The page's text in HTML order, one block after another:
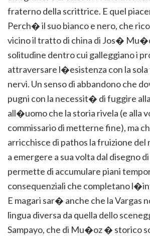
fraterno della scrittrice. E quel
Perch� il suo bianco e nero, che
vicino il tratto di china di Jos�
solitudine dentro cui galleggiano i
attraversare l�esistenza con la
nervi. Un senso di abbandono che
pugni con la necessit� di fuggire
all�uomo che la storia rivela (e alla
commissario di metterne fine), ma
arricchisce di pathos la fruizione del
a emergere a sua volta dal disegno
permette di accumulare piani
consequenziali che completano
E magari sar� anche che la Vargas
lingua diversa da quella dello
Sampayo, che di Mu�oz � storico